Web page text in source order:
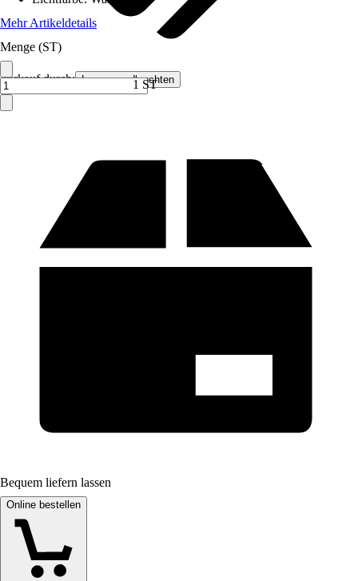
Verkauf durch: Lampenundleuchten
Mehr Artikeldetails
Menge (ST)
1 ST
Bequem liefern lassen
Online bestellen